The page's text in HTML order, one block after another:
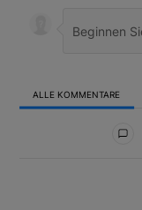
ALLE KOMMENTARE